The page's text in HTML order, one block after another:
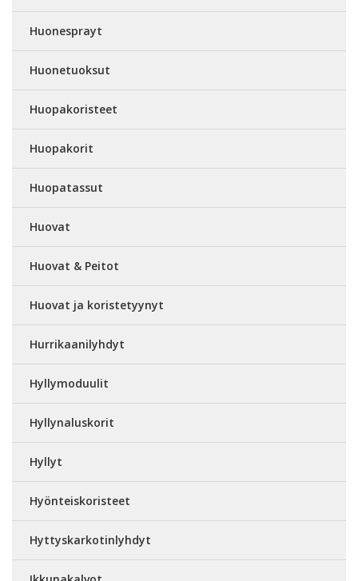
Huonesprayt
Huonetuoksut
Huopakoristeet
Huopakorit
Huopatassut
Huovat
Huovat & Peitot
Huovat ja koristetyynyt
Hurrikaanilyhdyt
Hyllymoduulit
Hyllynaluskorit
Hyllyt
Hyönteiskoristeet
Hyttyskarkotinlyhdyt